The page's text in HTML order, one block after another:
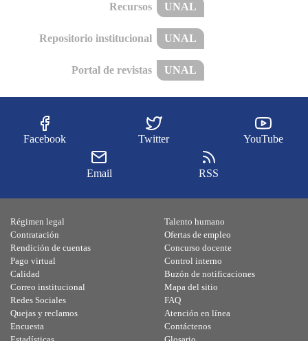
Recursos UNAL
Repositorio institucional UNAL
Portal de revistas UNAL
Facebook Twitter YouTube
Email RSS
Régimen legal
Contratación
Rendición de cuentas
Pago virtual
Calidad
Talento humano
Ofertas de empleo
Concurso docente
Control interno
Buzón de notificaciones
Correo institucional
Redes Sociales
Quejas y reclamos
Encuesta
Mapa del sitio
FAQ
Atención en línea
Contáctenos